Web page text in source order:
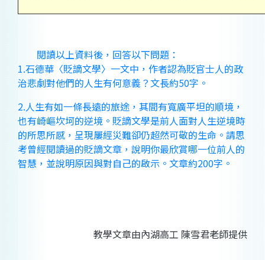
閱讀以上資料後，回答以下問題：
1.石德華〈貶謫文學〉一文中，作者認為貶官士人的政
治悲劇對他們的人生有何意義？文長約50字。
2.人生有如一條長遠的旅途，其間有寬廣平坦的順境，
也有崎嶇坎坷的逆境。貶謫文學是前人面對人生逆境時
的所思所感，呈現屢經災難卻仍超然可敬的生命。請思
考曾經閱讀過的貶謫文章，說明你最欣賞哪一位前人的
智慧，並說明原因與對自己的啟示。文章約200字。
教學文章由內湖高工 陳雪君老師提供